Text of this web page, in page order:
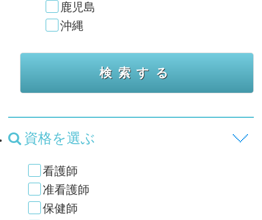
鹿児島
沖縄
資格を選ぶ
看護師
准看護師
保健師